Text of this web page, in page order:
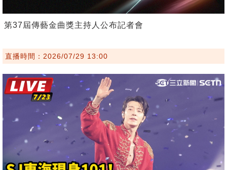
第37屆傳藝金曲獎主持人公布記者會
直播時間：2026/07/29 13:00